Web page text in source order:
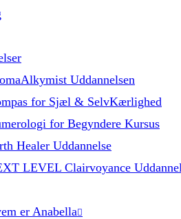
Uddannelsen
for Sjæl & SelvKærlighed
for Begyndere Kursus
Healer Uddannelse
LEVEL Clairvoyance
er Anabella